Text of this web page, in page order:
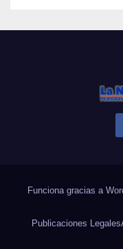
Funciona gracias a
Publicaciones Legales